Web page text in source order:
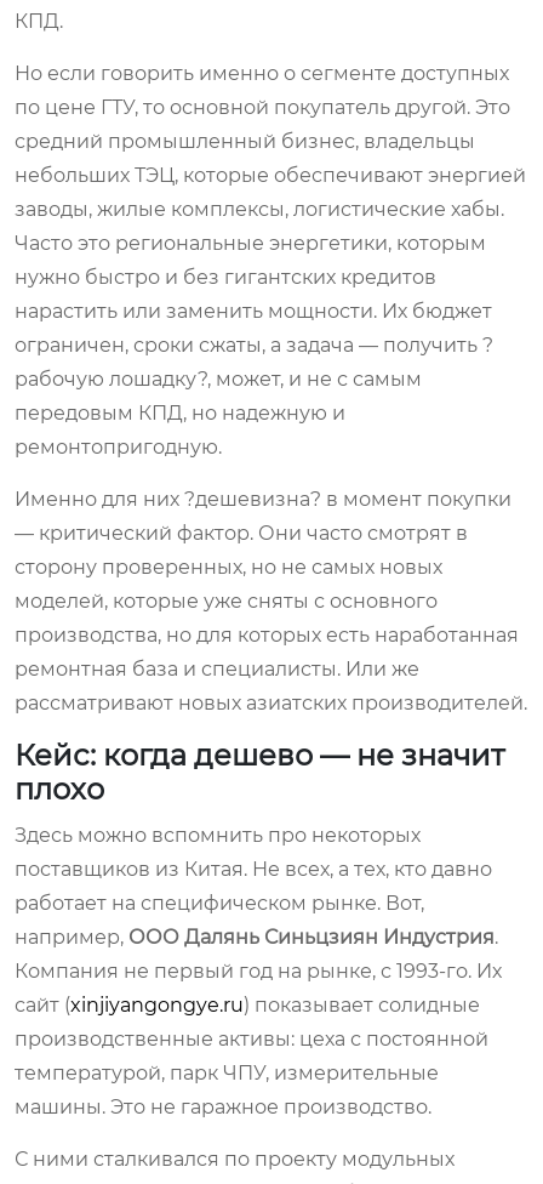
КПД.
Но если говорить именно о сегменте доступных
по цене ГТУ, то основной покупатель другой. Это
средний промышленный бизнес, владельцы
небольших ТЭЦ, которые обеспечивают энергией
заводы, жилые комплексы, логистические хабы.
Часто это региональные энергетики, которым
нужно быстро и без гигантских кредитов
нарастить или заменить мощности. Их бюджет
ограничен, сроки сжаты, а задача — получить ?
рабочую лошадку?, может, и не с самым
передовым КПД, но надежную и
ремонтопригодную.
Именно для них ?дешевизна? в момент покупки
— критический фактор. Они часто смотрят в
сторону проверенных, но не самых новых
моделей, которые уже сняты с основного
производства, но для которых есть наработанная
ремонтная база и специалисты. Или же
рассматривают новых азиатских производителей.
Кейс: когда дешево — не значит
плохо
Здесь можно вспомнить про некоторых
поставщиков из Китая. Не всех, а тех, кто давно
работает на специфическом рынке. Вот,
например, ООО Далянь Синьцзиян Индустрия.
Компания не первый год на рынке, с 1993-го. Их
сайт (xinjiyangongye.ru) показывает солидные
производственные активы: цеха с постоянной
температурой, парк ЧПУ, измерительные
машины. Это не гаражное производство.
С ними сталкивался по проекту модульных